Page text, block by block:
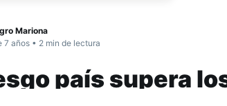
Mariona
7 años • 2 min de lectura
país supera